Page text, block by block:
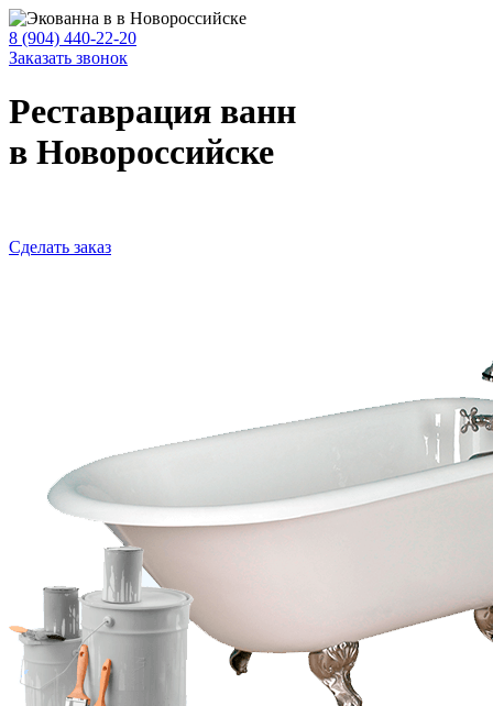
8 (904) 440-22-20
Заказать звонок
Реставрация ванн
в Новороссийске
Сделать заказ